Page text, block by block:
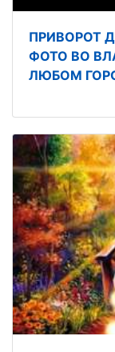
ПРИВОРОТ
ФОТО ВО
ЛЮБОМ